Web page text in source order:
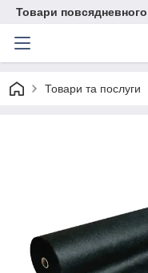
Товари
Товари та послуги